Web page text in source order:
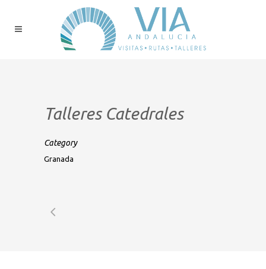
Talleres Catedrales
Category
Granada